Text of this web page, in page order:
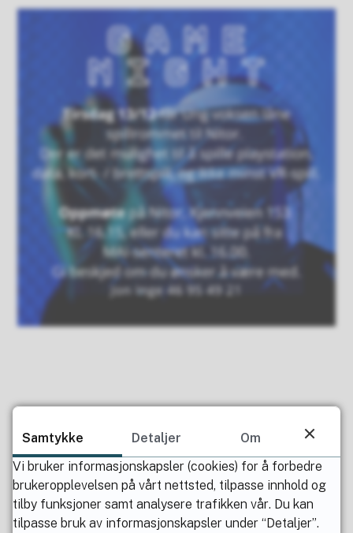
Publisert av Heidi Norderud Lie
Sist endret 06.12.2022 20.45
Samtykke Detaljer
Om
Vi bruker informasjonskapsler (cookies) for å forbedre
brukeropplevelsen på vårt nettsted, tilpasse innhold og
tilby funksjoner samt analysere trafikken vår. Du kan
tilpasse bruk av informasjonskapsler under “Detaljer”.